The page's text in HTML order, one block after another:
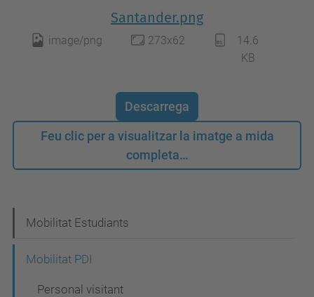
Santander.png
image/png 273x62
14.6
KB
Descarrega
Feu clic per a visualitzar la imatge a mida
completa…
a
Mobilitat Estudiants
Mobilitat PDI
Personal visitant